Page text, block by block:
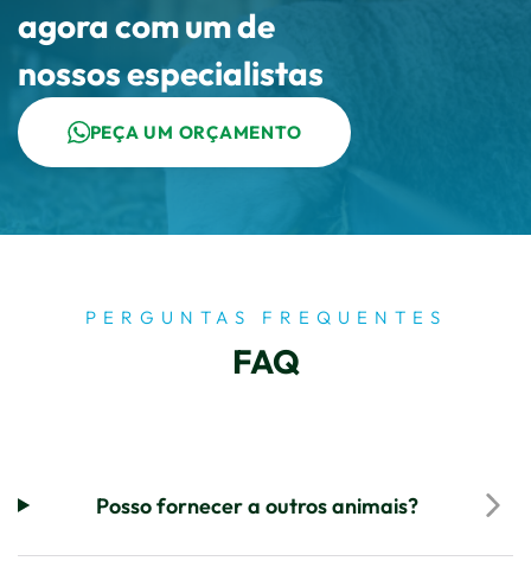
agora com um de
nossos especialistas
PEÇA UM ORÇAMENTO
PERGUNTAS FREQUENTES
FAQ
Posso fornecer a outros animais?